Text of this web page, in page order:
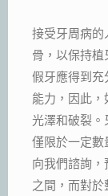
接受牙周病的
骨，以保持
假牙應得到充
能力，因此
光澤和破裂。
僅限於一定數
向我們諮詢
之間，而對